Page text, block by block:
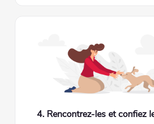
4. Rencontrez-les et confiez